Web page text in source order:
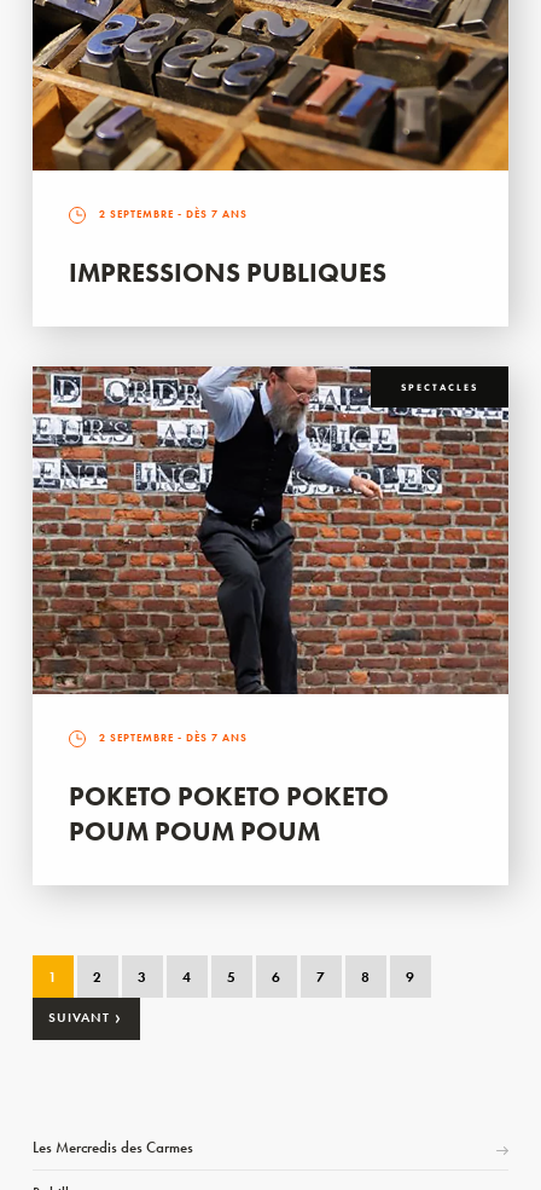
2 SEPTEMBRE - DÈS 7 ANS
IMPRESSIONS PUBLIQUES
SPECTACLES
2 SEPTEMBRE - DÈS 7 ANS
POKETO POKETO POKETO
POUM POUM POUM
1 2 3 4 5 6 7 8 9
SUIVANT ›
Les Mercredis des Carmes